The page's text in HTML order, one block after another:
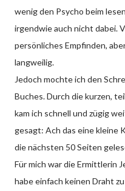
wenig den Psycho beim
irgendwie auch nicht dabei.
persönliches Empfinden,
langweilig.
Jedoch mochte ich den
Buches. Durch die kurzen,
kam ich schnell und zügig
gesagt: Ach das eine kleine
die nächsten 50 Seiten
Für mich war die Ermittlerin
habe einfach keinen Draht